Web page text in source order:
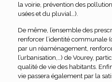
la voirie, prévention des
usées et du pluvial…).
De même, l’ensemble des
renforcer l’identité communale
par un réaménagement,
l’urbanisation,…) de Vourey,
qualité de vie des habitants.
vie passera également par la